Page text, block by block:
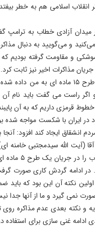
اسلامی هم به خطر
ادامه تاکید کرد: رئیس‌جمهور ۲۲ بهمن ۱۴۰۳ در میدان آزادی
و می‌گویید به دنبال
و مقاومت گرفته بودیم که
مذاکرات اخیر نیز ثابت کرد.
با فرد بسیار مهم سیاسی و امنیتی مذاکره کردم و یک طرح ۱۵ ماده
راست می گفت باید نام آن
قرمزی داریم که به آن
در ایران با شکست مواجه شده
انشقاق ایجاد کند افزود:
اما حضرت آقا (آیت الله سیدمجتبی
نه و جوابی ندهیم اما ترامپ
در ادامه گردش کاری صورت
بود. اولین نکته آن این بود که باید
نمی گیرد و ما از آنها جدا
و نکته بعدی عدم مذاکره روی
غنی سازی برای استفاده